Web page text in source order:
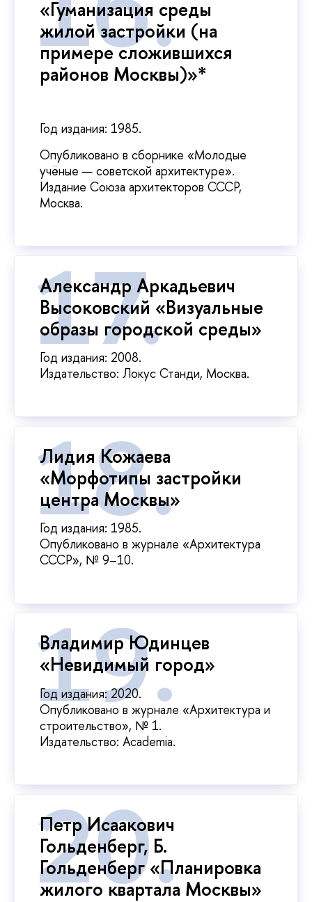
«Гуманизация среды
жилой застройки (на
примере сложившихся
районов Москвы)»*
Год издания: 1985.
Опубликовано в сборнике «Молодые
учёные — советской архитектуре».
Издание Союза архитекторов СССР,
Москва.
Александр Аркадьевич
Высоковский «Визуальные
образы городской среды»
Год издания: 2008.
Издательство: Локус Станди, Москва.
Лидия Кожаева
«Морфотипы застройки
центра Москвы»
Год издания: 1985.
Опубликовано в журнале «Архитектура
СССР», № 9–10.
Владимир Юдинцев
«Невидимый город»
Год издания: 2020.
Опубликовано в журнале «Архитектура и
строительство», № 1.
Издательство: Academia.
Петр Исаакович
Гольденберг, Б.
Гольденберг «Планировка
жилого квартала Москвы»